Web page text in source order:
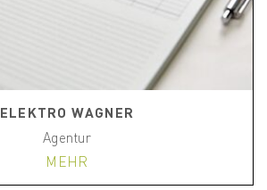
ELEKTRO WAGNER
Agentur
MEHR